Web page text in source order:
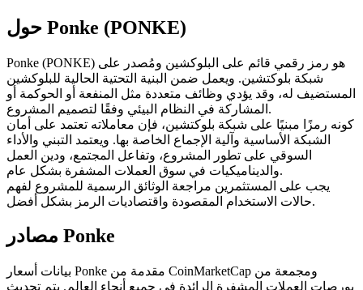
نسخ التداول
انضم إلى أفضل المتداولين
كن متداول نسخ
حول Ponke (PONKE)
Ponke (PONKE) هو رمز رقمي قائم على البلوكشين ومُصدر على
شبكة بلوكتشين. ويعمل ضمن البنية التحتية الحالية للبلوكشين
المستضيف له، وقد يؤدي وظائف متعددة مثل المنفعة أو الحوكمة أو
المشاركة في النظام البيئي وفقًا لتصميم المشروع.
كونه رمزًا مبنيًا على شبكة بلوكتشين، فإن معاملاته تعتمد على أمان
الشبكة الأساسية وآلية الإجماع الخاصة بها. ويعتمد التبني والأداء
السوقي على تطور المشروع، وتفاعل المجتمع، ودين العمل
والديناميكيات في سوق العملات المشفرة بشكل عام.
يجب على المستثمرين مراجعة الوثائق الرسمية للمشروع لفهم
حالات الاستخدام المقصودة واقتصاديات الرمز بشكل أفضل.
مصادر Ponke
بيانات أسعار Ponke مقدمة من CoinMarketCap ومجمعة من
بورصات العملات المشفرة الرائدة في جميع أنحاء العالم. يتم تحديث